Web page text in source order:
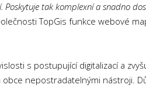
tak komplexní a snadno
TopGis funkce webové
s postupující digitalizací a
nepostradatelnými nástroji.